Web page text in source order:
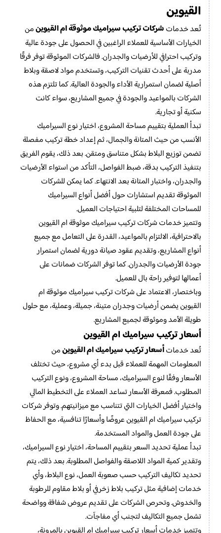
القيوين
تُعد خدماتشركات تركيب سيراميك موثوقة ام القيوينمن
الخيارات الأساسية للعملاء الراغبين في الحصول على جودة عالية
وتركيب احترافي للأرضيات والجدران. فالشركات الموثوقة توفر فرقًا
مدربة على أحدث تقنيات التركيب، وتستخدم مواد لاصقة وبلاط
أصلية لضمان استمرارية الأداء والجودة العالية. كما تلتزم هذه
الشركات بالمواعيد والجودة في جميع المشاريع، سواء كانت
سكنية أو تجارية.
تبدأ العملية بتقييم مساحة المشروع، اختيار نوع السيراميك
الأنسب من حيث المتانة والجمال، ثم إعداد خطة تركيب مفصلة
تضمن توزيع البلاط بشكل متناسق ومتقن. بعد ذلك، يقوم الفريق
بتنفيذ التركيب بدقة، ضبط الفواصل، التأكد من استواء الأرضيات
والجدران، واختبار المتانة بعد الانتهاء. كما يمكن للشركات
الموثوقة تقديم استشارات حول أفضل أنواع السيراميك
للمساحات المختلفة لتلبية احتياجات العميل.
وتتميز خدمات شركات تركيب سيراميك موثوقة ام القيوين
بالاحترافية، الالتزام بالمواعيد، القدرة على التعامل مع جميع
أنواع المشاريع، وتقديم عقود صيانة دورية لضمان استمرار
جودة الأرضيات والجدران. كما توفر الشركات ضمانات على
أعمالها لتوفير راحة بال للعميل.
وباختصار، الاعتماد على شركات تركيب سيراميك موثوقة ام
القيوين يضمن أرضيات وجدران متينة، جميلة، وعملية، مع حلول
طويلة الأمد وموثوقة لجميع المشاريع.
أسعار تركيب سيراميك ام القيوين
تُعد خدماتأسعار تركيب سيراميك ام القيوينمن
المعلومات المهمة للعملاء قبل بدء أي مشروع، حيث تختلف
الأسعار وفقًا لنوع السيراميك، مساحة المشروع، ونوع التركيب
المطلوب. فمعرفة الأسعار تساعد العملاء على التخطيط المالي
واختيار أفضل الخيارات التي تتناسب مع ميزانيتهم. وتوفر شركات
تركيب سيراميك ام القيوين عروضًا وأسعارًا تنافسية، مع الحفاظ
على جودة العمل والمواد المستخدمة.
تبدأ عملية تحديد السعر بتقييم المساحة، اختيار نوع السيراميك،
وتقدير كمية المواد اللاصقة والفواصل المطلوبة. بعد ذلك، يتم
تحديد تكاليف التركيب حسب صعوبة العمل، نوع البلاط، وأي
خدمات إضافية مثل تركيب بلاط زخرفي أو بلاط مقاوم للرطوبة
والخدوش. وتحرص الشركات على تقديم عروض شفافة وواضحة
تشمل جميع التكاليف لتجنب أي مفاجآت.